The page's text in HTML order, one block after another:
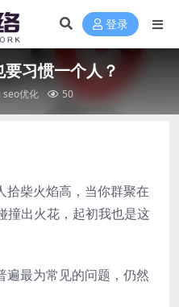
登录
习惯一个人？
seo优化 50
拾柴火焰高，当你群聚在
撞出火花，起初我也是这
遍最为常见的问题，仍然